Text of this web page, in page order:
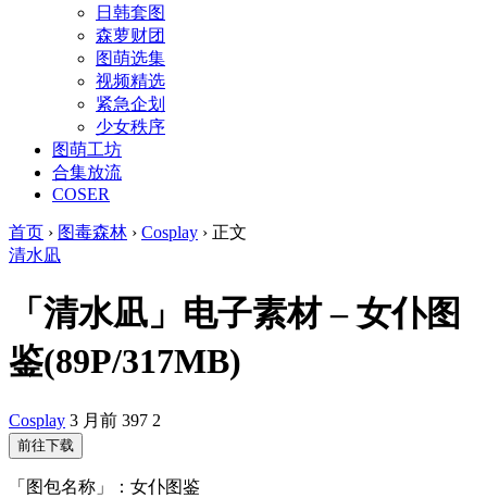
日韩套图
森萝财团
图萌选集
视频精选
紧急企划
少女秩序
图萌工坊
合集放流
COSER
首页 › 图毒森林 › Cosplay › 正文
清水凪
「清水凪」电子素材 – 女仆图
鉴(89P/317MB)
Cosplay 3 月前 397 2
前往下载
「图包名称」：女仆图鉴